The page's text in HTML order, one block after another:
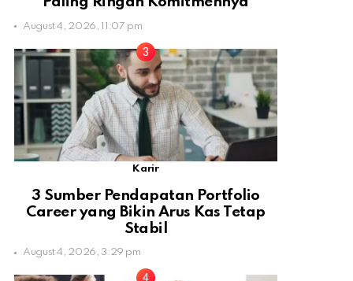
August 4, 2026, 11:07 pm
Karir
3 Sumber Pendapatan Portfolio
Career yang Bikin Arus Kas Tetap
Stabil
August 4, 2026, 3:29 pm